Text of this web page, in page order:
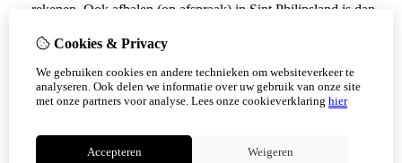
Cookies & Privacy
We gebruiken cookies en andere technieken om websiteverkeer te
analyseren. Ook delen we informatie over uw gebruik van onze site
met onze partners voor analyse. Lees onze cookieverklaring hier
Accepteren Weigeren
rekenen. Ook afhalen (op afspraak) in Sint Philipsland is dan
Vanaf 17 augustus zijn alle afhaalpunten (Tholen en
Scherpenisse) weer geopend.